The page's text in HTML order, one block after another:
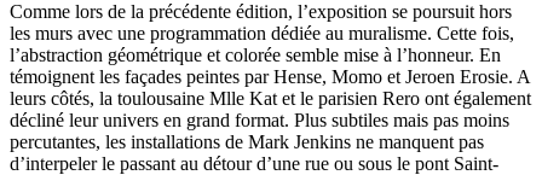
Comme lors de la précédente édition, l’exposition se poursuit hors
les murs avec une programmation dédiée au muralisme. Cette fois,
l’abstraction géométrique et colorée semble mise à l’honneur. En
témoignent les façades peintes par Hense, Momo et Jeroen Erosie. A
leurs côtés, la toulousaine Mlle Kat et le parisien Rero ont également
décliné leur univers en grand format. Plus subtiles mais pas moins
percutantes, les installations de Mark Jenkins ne manquent pas
d’interpeler le passant au détour d’une rue ou sous le pont Saint-